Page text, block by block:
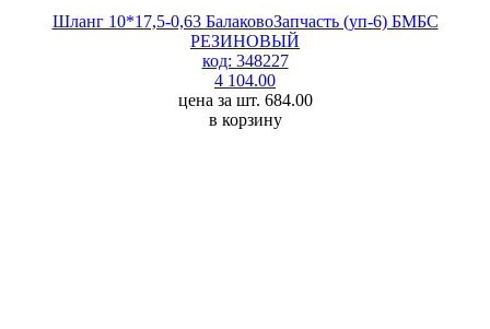
Шланг 10*17,5-0,63 БалаковоЗапчасть (уп-6) БМБС
РЕЗИНОВЫЙ
код: 348227
4 104.00
цена за шт. 684.00
в корзину